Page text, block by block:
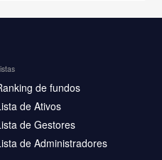
de fundos
de Ativos
de Gestores
de Administradores